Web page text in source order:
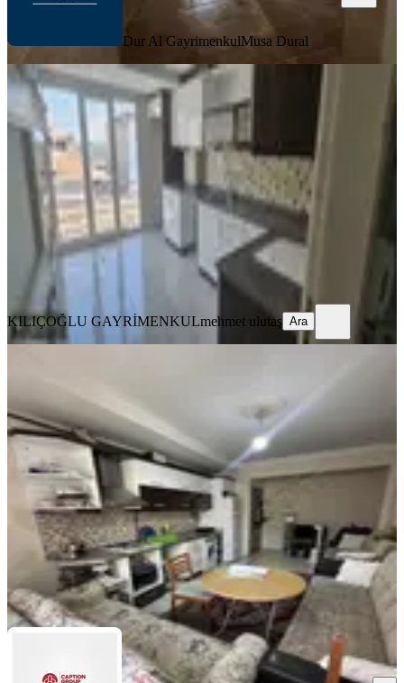
Dur Al GayrimenkulMusa Dural
YENİ
Fatih Mahallesinde Kiralık 3+1 Geniş
Daire
Pamukkale, Fatih Mahallesi
3. Kat 06.08.2026
25.000 ₺
KILIÇOĞLU GAYRİMENKUL mehmet ulutaş
KILIÇOĞLU GAYRİMENKULmehmet ulutaş Ara
Pamukkale, Hacıkaplanlar Mahallesi
2+1·90 m²·1. Kat ·06.08.2026
22.500 ₺
CAPİTON GROUP İNŞAAT GAYRİMENKULSüleyman Taşkın
Ara